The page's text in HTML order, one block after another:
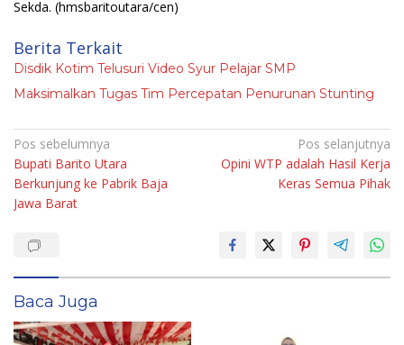
Sekda. (hmsbaritoutara/cen)
Berita Terkait
Disdik Kotim Telusuri Video Syur Pelajar SMP
Maksimalkan Tugas Tim Percepatan Penurunan Stunting
Navigasi
pos
Pos sebelumnya
Bupati Barito Utara
Berkunjung ke Pabrik Baja
Jawa Barat
Pos selanjutnya
Opini WTP adalah Hasil Kerja
Keras Semua Pihak
Baca Juga